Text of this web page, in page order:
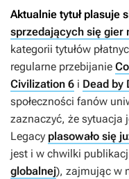
Aktualnie tytuł plasuje
sprzedających się gier
kategorii tytułów
regularne przebijanie
Civilization 6 i Dead by
społeczności fanów
zaznaczyć, że sytuacja
Legacy plasowało się
jest i w chwilki
globalnej), zajmując w